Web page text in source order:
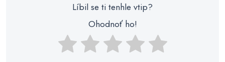
Líbil se ti tenhle vtip?
Ohodnoť ho!